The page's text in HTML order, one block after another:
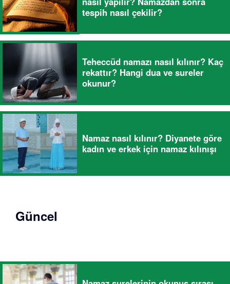
tespih nasıl çekilir?
Teheccüd namazı nasıl kılınır? Kaç
rekattır? Hangi dua ve sureler
okunur?
Namaz nasıl kılınır? Diyanete göre
kadın ve erkek için namaz kılınışı
Güncel